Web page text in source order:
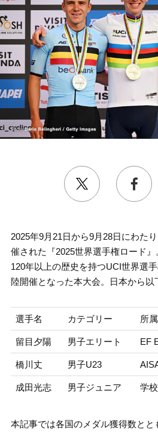
2025年9月21日から9月28日にわた
催された『2025世界選手権ロード』
120年以上の歴史を持つUCI世界選
陸開催となった本大会。日本から以
選手名 カテゴリー 所属
留目夕陽 男子エリート EF
橋川丈 男子U23
成田光志 男子ジュニア 学
本記事では各国のメダル獲得数とと